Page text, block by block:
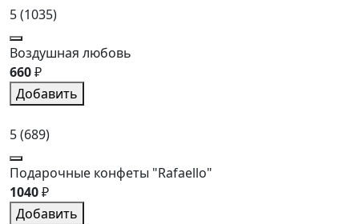
5(1035)
Воздушная любовь
660₽
Добавить
5(689)
Подарочные конфеты "Rafaello"
1040₽
Добавить